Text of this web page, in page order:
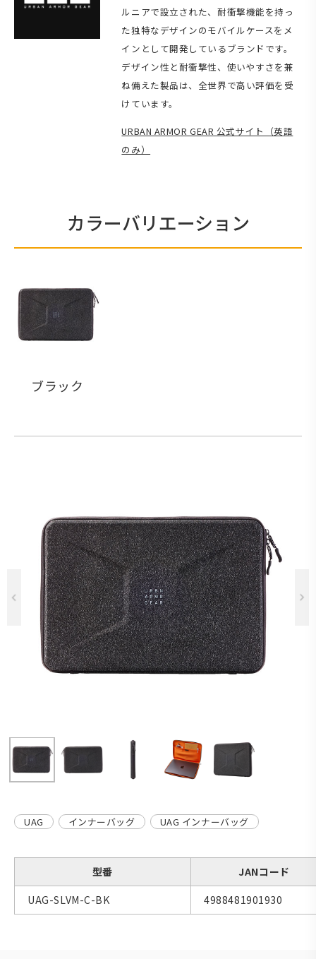
ルニアで設立された、耐衝撃機能を持っ
た独特なデザインのモバイルケースをメ
インとして開発しているブランドです。
デザイン性と耐衝撃性、使いやすさを兼
ね備えた製品は、全世界で高い評価を受
けています。
URBAN ARMOR GEAR 公式サイト（英語
のみ）
カラーバリエーション
ブラック
Previous
UAG インナーバッグ UAG インナーバッグ
型番
JANコード
UAG-SLVM-C-BK
4988481901930